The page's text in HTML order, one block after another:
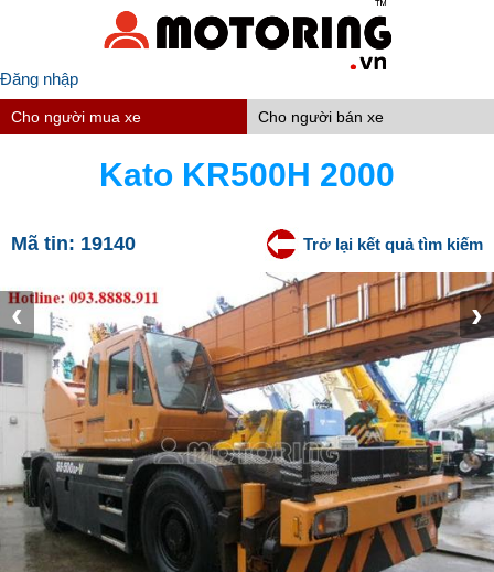
Đăng nhập
Cho người mua xe Cho người bán xe
Kato KR500H 2000
Mã tin: 19140 Trở lại kết quả tìm kiếm
‹ ›